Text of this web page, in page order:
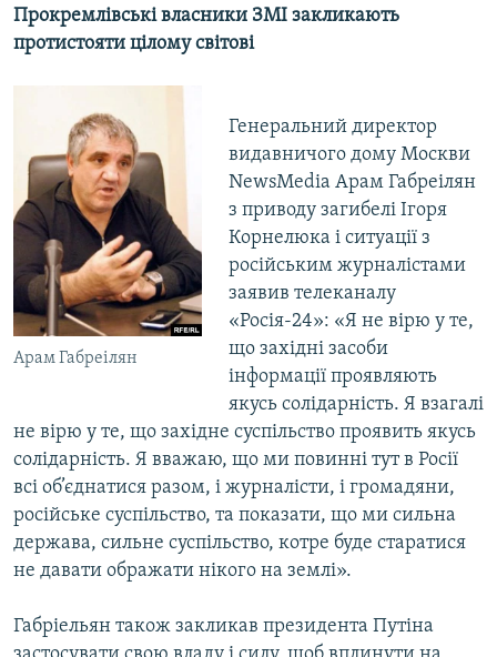
Прокремлівські власники ЗМІ закликають
протистояти цілому світові
Арам Габреілян
Генеральний директор
видавничого дому Москви
NewsMedia Арам Габреілян
з приводу загибелі Ігоря
Корнелюка і ситуації з
російським журналістами
заявив телеканалу
«Росія-24»: «Я не вірю у те,
що західні засоби
інформації проявляють
якусь солідарність. Я взагалі
не вірю у те, що західне суспільство проявить якусь
солідарність. Я вважаю, що ми повинні тут в Росії
всі об’єднатися разом, і журналісти, і громадяни,
російське суспільство, та показати, що ми сильна
держава, сильне суспільство, котре буде старатися
не давати ображати нікого на землі».
Габріельян також закликав президента Путіна